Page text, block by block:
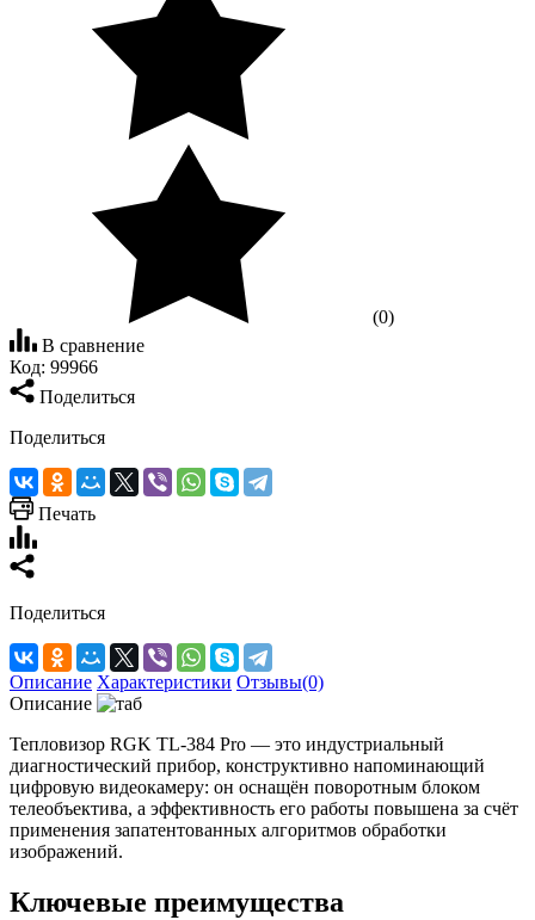
(0)
В сравнение
Код: 99966
Поделиться
Поделиться
Печать
Поделиться
Описание Характеристики Отзывы(0)
Описание
Тепловизор RGK TL‑384 Pro — это индустриальный
диагностический прибор, конструктивно напоминающий
цифровую видеокамеру: он оснащён поворотным блоком
телеобъектива, а эффективность его работы повышена за счёт
применения запатентованных алгоритмов обработки
изображений.
Ключевые преимущества